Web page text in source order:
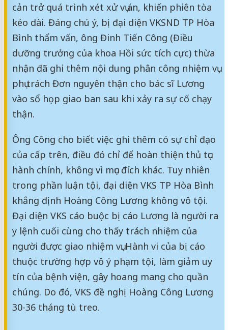
cản trở quá trình xét xử vụ án, khiến phiên tòa
kéo dài. Đáng chú ý, bị đại diện VKSND TP Hòa
Bình thẩm vấn, ông Đinh Tiến Công (Điều
dưỡng trưởng của khoa Hồi sức tích cực) thừa
nhận đã ghi thêm nội dung phân công nhiệm vụ
phụ trách Đơn nguyên thận cho bác sĩ Lương
vào sổ họp giao ban sau khi xảy ra sự cố chạy
thận.
Ông Công cho biết việc ghi thêm có sự chỉ đạo
của cấp trên, điều đó chỉ để hoàn thiện thủ tục
hành chính, không vì mục đích khác. Tuy nhiên
trong phần luận tội, đại diện VKS TP Hòa Bình
khẳng định Hoàng Công Lương không vô tội.
Đại diện VKS cáo buộc bị cáo Lương là người ra
y lệnh cuối cùng cho thấy trách nhiệm của
người được giao nhiệm vụ. Hành vi của bị cáo
thuộc trường hợp vô ý phạm tội, làm giảm uy
tín của bệnh viện, gây hoang mang cho quần
chúng. Do đó, VKS đề nghị Hoàng Công Lương
30-36 tháng tù treo.